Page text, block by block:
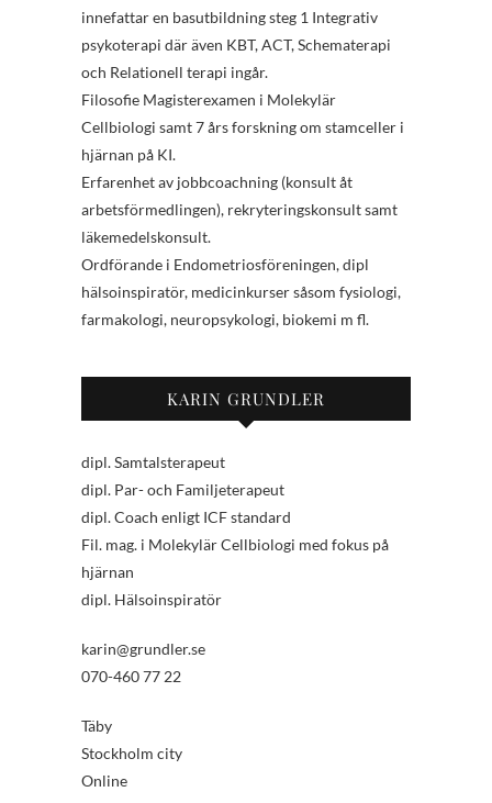
innefattar en basutbildning steg 1 Integrativ
psykoterapi där även KBT, ACT, Schematerapi
och Relationell terapi ingår.
Filosofie Magisterexamen i Molekylär
Cellbiologi samt 7 års forskning om stamceller i
hjärnan på KI.
Erfarenhet av jobbcoachning (konsult åt
arbetsförmedlingen), rekryteringskonsult samt
läkemedelskonsult.
Ordförande i Endometriosföreningen, dipl
hälsoinspiratör, medicinkurser såsom fysiologi,
farmakologi, neuropsykologi, biokemi m fl.
KARIN GRUNDLER
dipl. Samtalsterapeut
dipl. Par- och Familjeterapeut
dipl. Coach enligt ICF standard
Fil. mag. i Molekylär Cellbiologi med fokus på
hjärnan
dipl. Hälsoinspiratör
karin@grundler.se
070-460 77 22
Täby
Stockholm city
Online